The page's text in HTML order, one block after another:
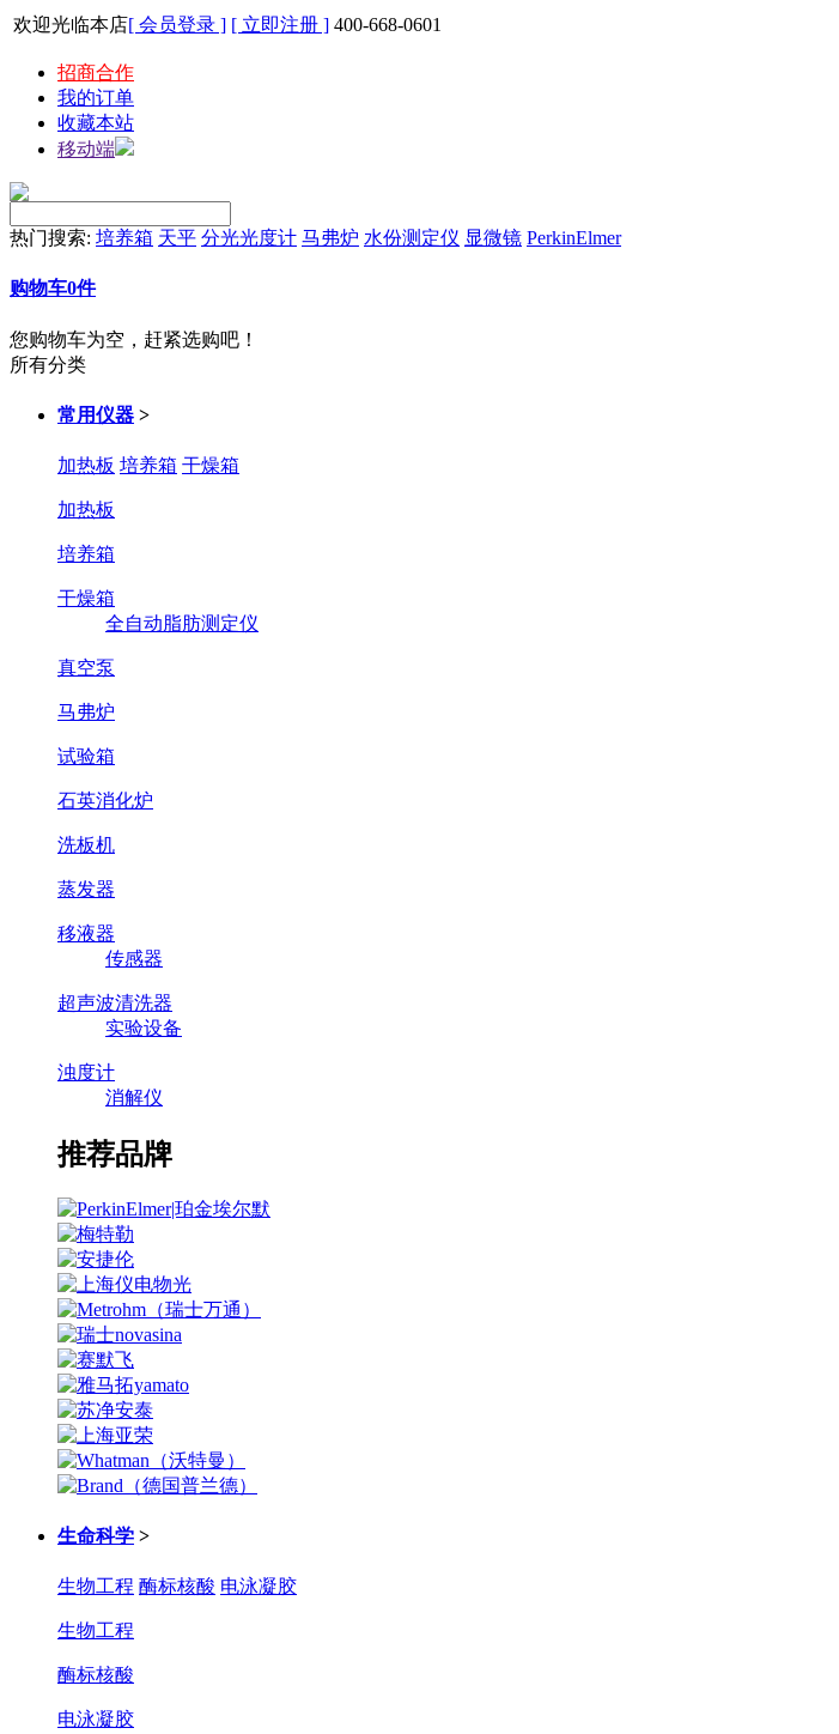
欢迎光临本店[ 会员登录 ] [ 立即注册 ] 400-668-0601
招商合作
我的订单
收藏本站
移动端
热门搜索: 培养箱 天平 分光光度计 马弗炉 水份测定仪 显微镜 PerkinElmer
购物车0件
您购物车为空，赶紧选购吧！
所有分类
常用仪器 >
加热板 培养箱 干燥箱
加热板
培养箱
干燥箱
全自动脂肪测定仪
真空泵
马弗炉
试验箱
石英消化炉
洗板机
蒸发器
移液器
传感器
超声波清洗器
实验设备
浊度计
消解仪
推荐品牌
生命科学 >
生物工程 酶标核酸 电泳凝胶
生物工程
酶标核酸
电泳凝胶